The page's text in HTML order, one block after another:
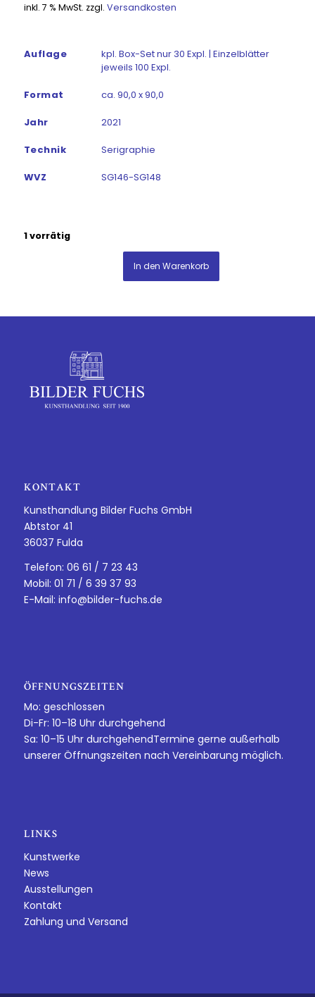
inkl. 7 % MwSt. zzgl. Versandkosten
Auflage
kpl. Box-Set nur 30 Expl. | Einzelblätter
jeweils 100 Expl.
Format ca. 90,0 x 90,0
Jahr 2021
Technik Serigraphie
WVZ SG146-SG148
1 vorrätig
In den Warenkorb
KONTAKT
Kunsthandlung Bilder Fuchs GmbH
Abtstor 41
36037 Fulda
Telefon: 06 61 / 7 23 43
Mobil: 01 71 / 6 39 37 93
E-Mail: info@bilder-fuchs.de
ÖFFNUNGSZEITEN
Mo: geschlossen
Di-Fr: 10–18 Uhr durchgehend
Sa: 10–15 Uhr durchgehendTermine gerne außerhalb
unserer Öffnungszeiten nach Vereinbarung möglich.
LINKS
Kunstwerke
News
Ausstellungen
Kontakt
Zahlung und Versand